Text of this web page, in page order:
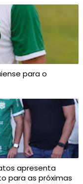
para o
apresenta
para as próximas